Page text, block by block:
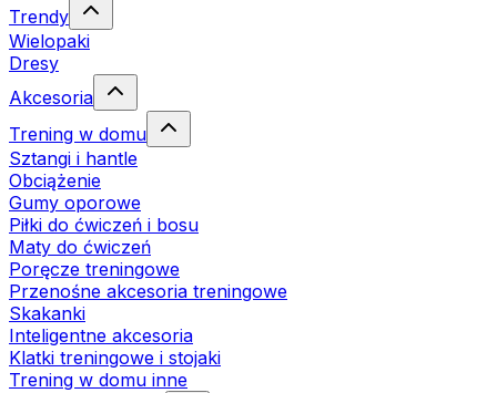
Trendy
Wielopaki
Dresy
Akcesoria
Trening w domu
Sztangi i hantle
Obciążenie
Gumy oporowe
Piłki do ćwiczeń i bosu
Maty do ćwiczeń
Poręcze treningowe
Przenośne akcesoria treningowe
Skakanki
Inteligentne akcesoria
Klatki treningowe i stojaki
Trening w domu inne